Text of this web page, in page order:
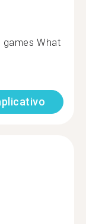
games What